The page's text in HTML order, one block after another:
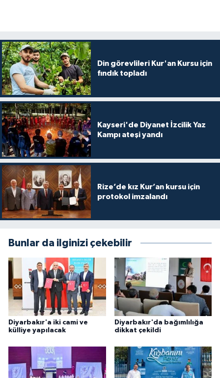
Din görevlileri Kur'an Kursu için
fındık topladı
Kayseri'de Diyanet İzcilik Yaz
Kampı ateşi yandı
Rize’de kız Kur’an kursu için
protokol imzalandı
Bunlar da ilginizi çekebilir
Diyarbakır'a iki cami ve
külliye yapılacak
Diyarbakır'da bağımlılığa
dikkat çekildi
Erzincan Müftülüğü
Erzurum Müftülüğü
Eskişehir Müftülüğü
Gaziantep Müftülüğü
Giresun Müftülüğü
Gümüşhane Müftülüğü
Hakkari Müftülüğü
Hatay Müftülüğü
Iğdır Müftülüğü
Isparta Müftülüğü
İstanbul Müftülüğü
İzmir Müftülüğü
Karabük Müftülüğü